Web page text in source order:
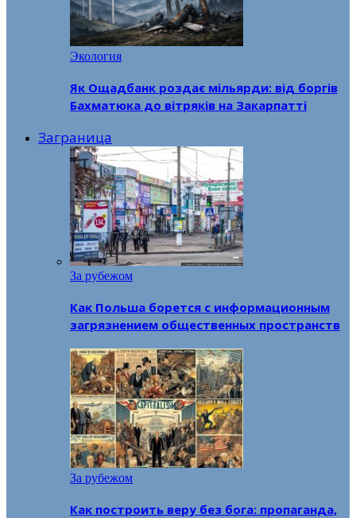
Экология
Як Ощадбанк роздає мільярди: від боргів
Бахматюка до вітряків на Закарпатті
Заграница
За рубежом
Как Польша борется с информационным
загрязнением общественных пространств
За рубежом
Как построить веру без бога: пропаганда,